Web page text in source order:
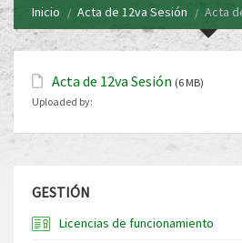
Inicio Acta de 12va Sesión Acta
Acta de 12va Sesión (6 MB)
Uploaded by:
GESTIÓN
Licencias de funcionamiento